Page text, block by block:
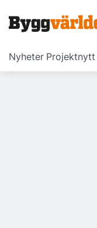
Nyheter Projektnytt